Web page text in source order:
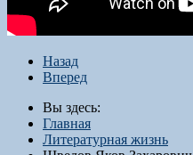
Назад
Вперед
Вы здесь:
Главная
Литературная жизнь